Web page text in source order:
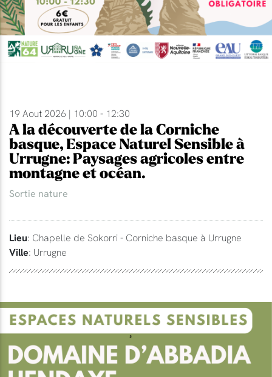
19 Aout 2026 | 10:00 - 12:30
A la découverte de la Corniche
basque, Espace Naturel Sensible à
Urrugne: Paysages agricoles entre
montagne et océan.
Sortie nature
Lieu: Chapelle de Sokorri - Corniche basque à Urrugne
Ville: Urrugne